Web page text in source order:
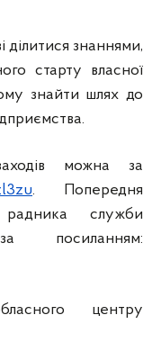
ділитися знаннями,
старту власної
знайти шлях до
можна за
. Попередня
служби
посиланням:
центру